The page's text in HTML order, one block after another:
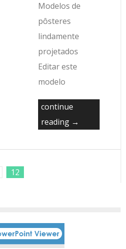
Modelos de
pôsteres
lindamente
projetados
Editar este
modelo
continue
reading →
12